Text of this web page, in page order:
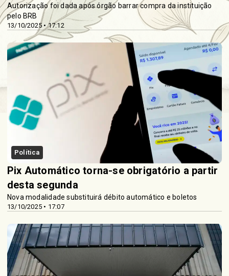
13/10/2025 • 17:12
Autorização foi dada após órgão barrar compra da instituição
pelo BRB
Política
13/10/2025 • 17:07
Pix Automático torna-se obrigatório a partir
desta segunda
Nova modalidade substituirá débito automático e boletos